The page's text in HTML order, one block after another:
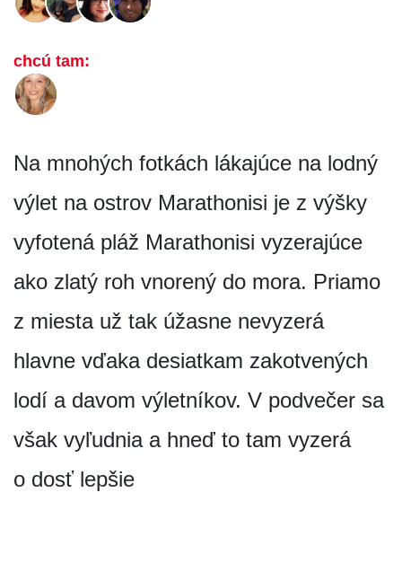
chcú tam:
Na mnohých fotkách lákajúce na lodný
výlet na ostrov Marathonisi je z výšky
vyfotená pláž Marathonisi vyzerajúce
ako zlatý roh vnorený do mora. Priamo
z miesta už tak úžasne nevyzerá
hlavne vďaka desiatkam zakotvených
lodí a davom výletníkov. V podvečer sa
však vyľudnia a hneď to tam vyzerá
o dosť lepšie